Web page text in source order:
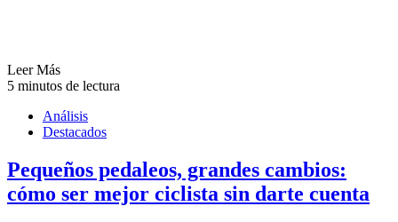
Leer Más
5 minutos de lectura
Análisis
Destacados
Pequeños pedaleos, grandes cambios:
cómo ser mejor ciclista sin darte cuenta